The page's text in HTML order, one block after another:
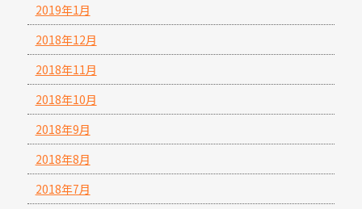
2019年1月
2018年12月
2018年11月
2018年10月
2018年9月
2018年8月
2018年7月